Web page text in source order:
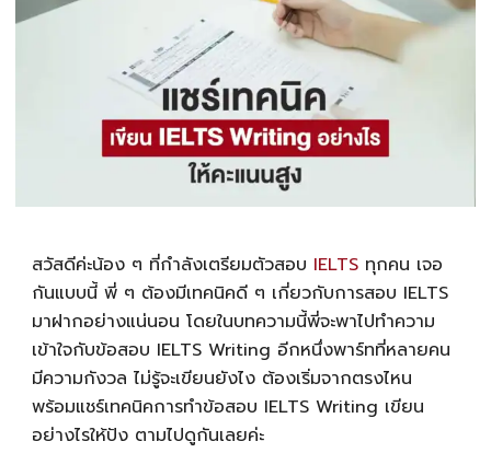
สวัสดีค่ะน้อง ๆ ที่กำลังเตรียมตัวสอบ IELTSทุกคน เจอ
กันแบบนี้ พี่ ๆ ต้องมีเทคนิคดี ๆ เกี่ยวกับการสอบ IELTS
มาฝากอย่างแน่นอน โดยในบทความนี้พี่จะพาไปทำความ
เข้าใจกับข้อสอบ IELTS Writing อีกหนึ่งพาร์ทที่หลายคน
มีความกังวล ไม่รู้จะเขียนยังไง ต้องเริ่มจากตรงไหน
พร้อมแชร์เทคนิคการทำข้อสอบ IELTS Writing เขียน
อย่างไรให้ปัง ตามไปดูกันเลยค่ะ